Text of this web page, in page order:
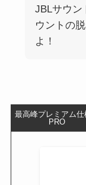
JBLサウン
ウントの
よ！
最高峰プレミアム仕
PRO